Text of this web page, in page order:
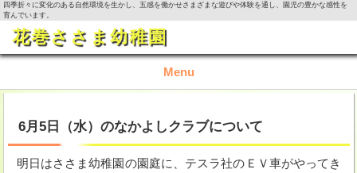
四季折々に変化のある自然環境を生かし、五感を働かせさまざまな遊びや体験を通し、園児の豊かな感性を
育んでいます。
花巻ささま幼稚園
Menu
園の概要
6月5日（水）のなかよしクラブについて
明日はささま幼稚園の園庭に、テスラ社のＥＶ車がやってき